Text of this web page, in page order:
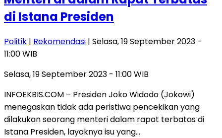
di Istana Presiden
Politik | Rekomendasi | Selasa, 19 September 2023 -
11:00 WIB
Selasa, 19 September 2023 - 11:00 WIB
INFOEKBIS.COM – Presiden Joko Widodo (Jokowi)
menegaskan tidak ada peristiwa pencekikan yang
dilakukan seorang menteri dalam rapat terbatas di
Istana Presiden, layaknya isu yang…